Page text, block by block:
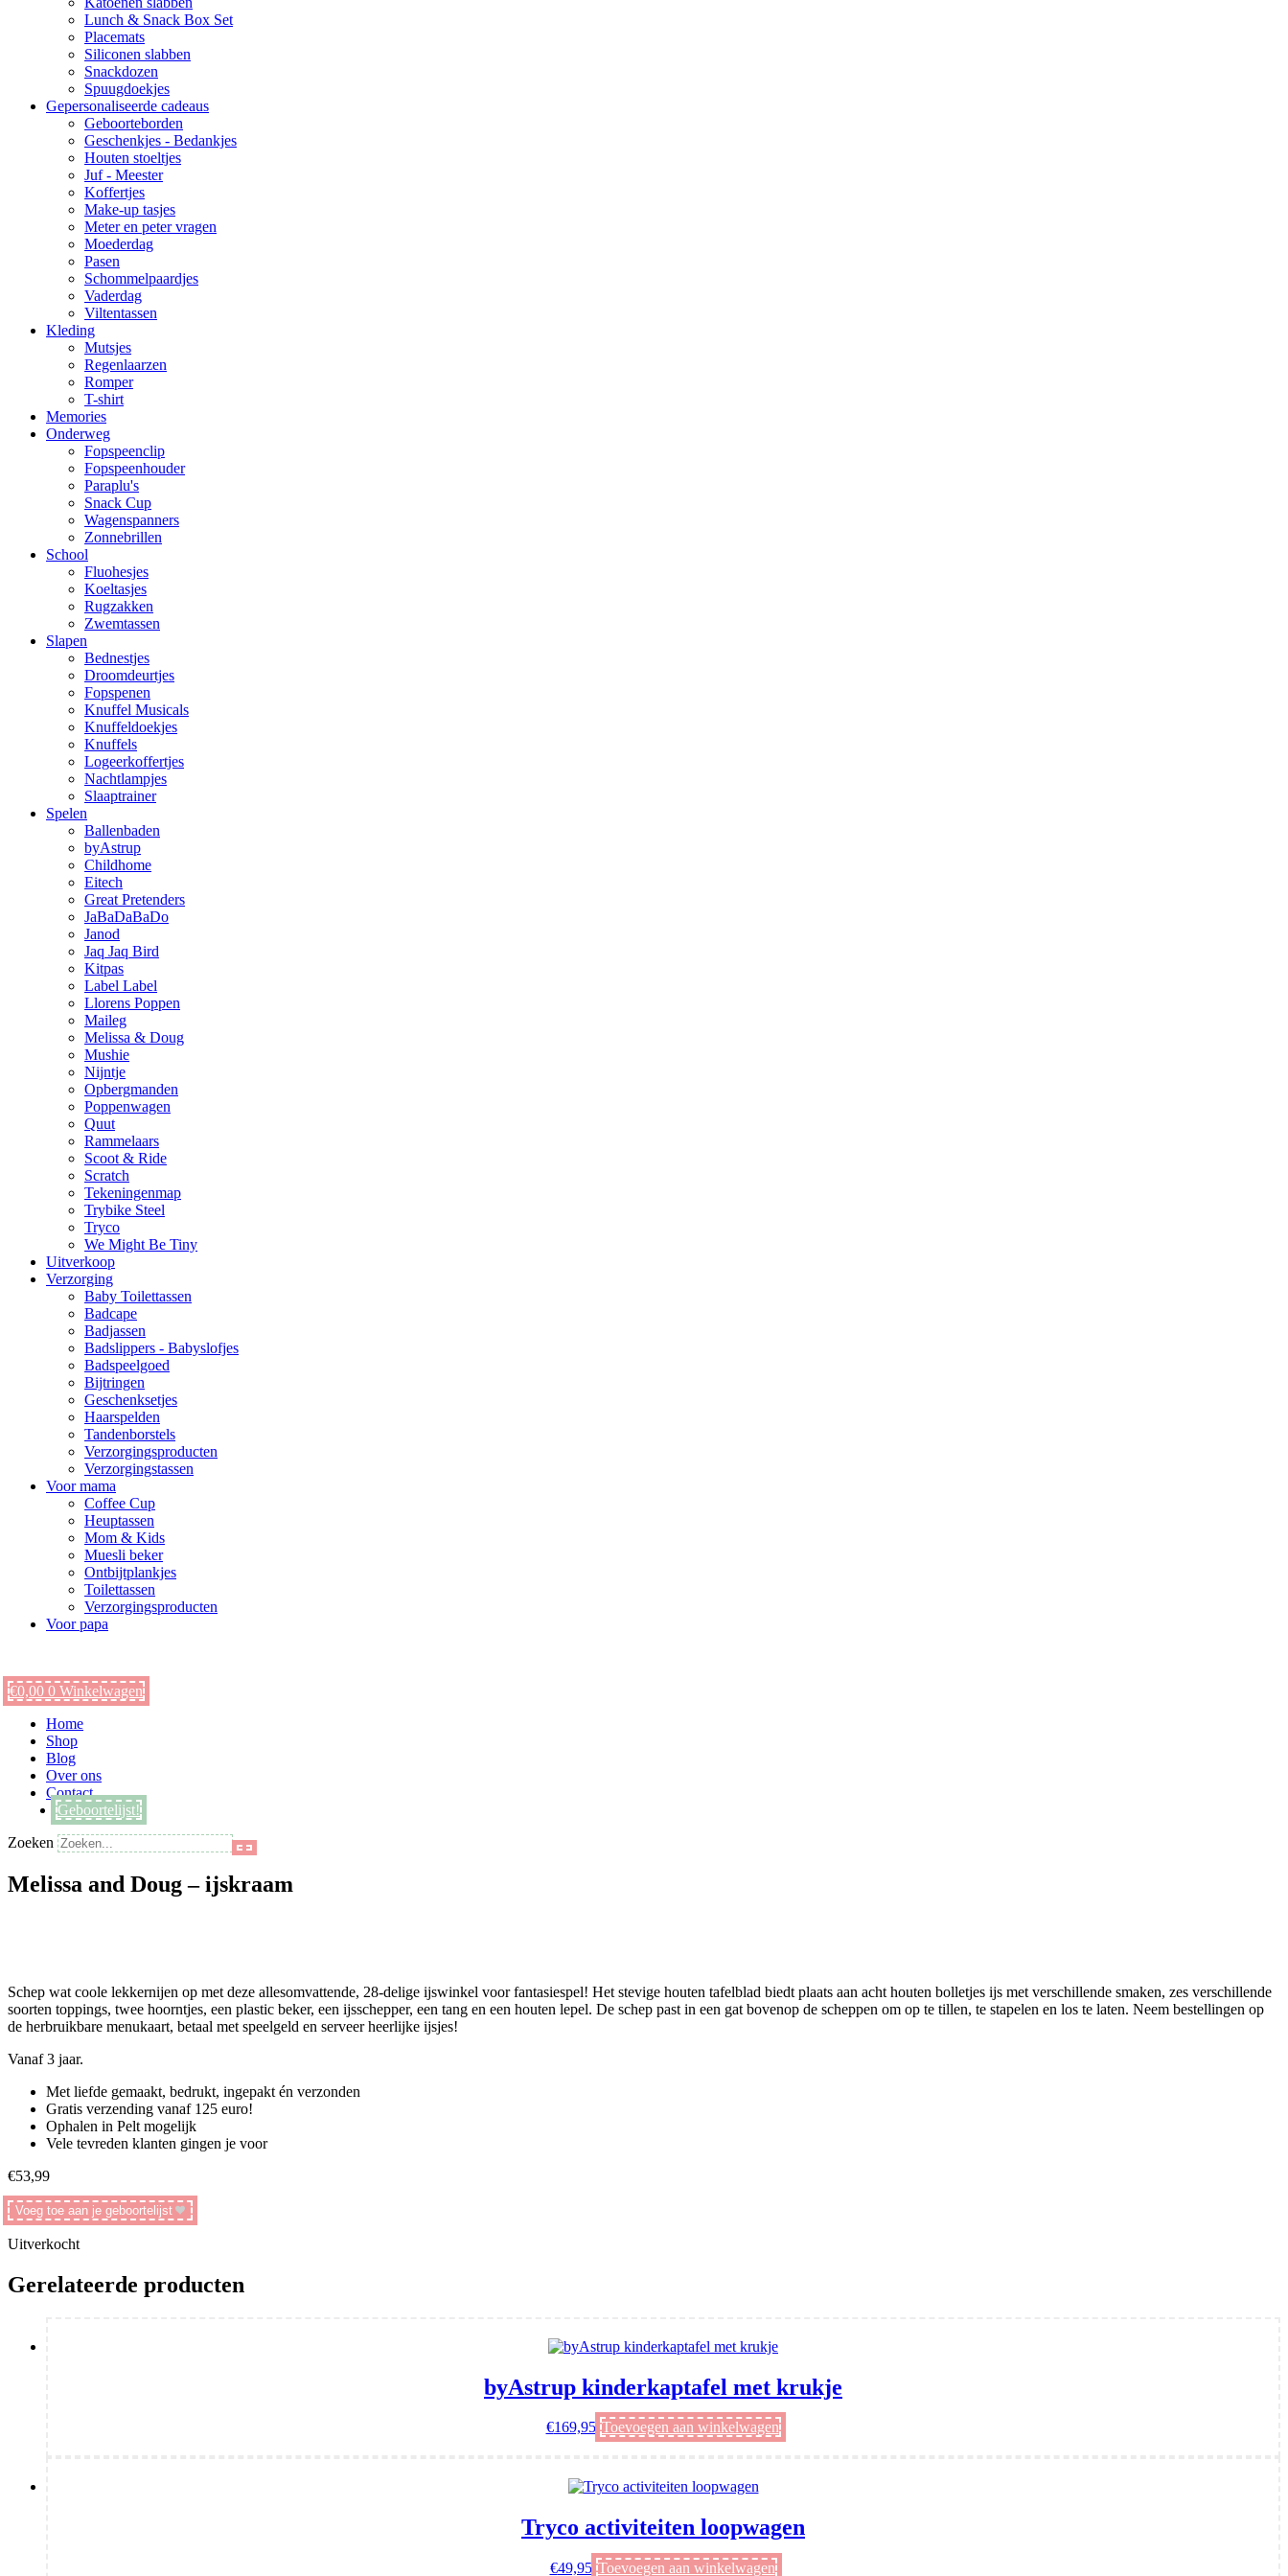
Lunch & Snack Box Set
Placemats
Siliconen slabben
Snackdozen
Spuugdoekjes
Gepersonaliseerde cadeaus
Geboorteborden
Geschenkjes - Bedankjes
Houten stoeltjes
Juf - Meester
Koffertjes
Make-up tasjes
Meter en peter vragen
Moederdag
Pasen
Schommelpaardjes
Vaderdag
Viltentassen
Kleding
Mutsjes
Regenlaarzen
Romper
T-shirt
Memories
Onderweg
Fopspeenclip
Fopspeenhouder
Paraplu's
Snack Cup
Wagenspanners
Zonnebrillen
School
Fluohesjes
Koeltasjes
Rugzakken
Zwemtassen
Slapen
Bednestjes
Droomdeurtjes
Fopspenen
Knuffel Musicals
Knuffeldoekjes
Knuffels
Logeerkoffertjes
Nachtlampjes
Slaaptrainer
Spelen
Ballenbaden
byAstrup
Childhome
Eitech
Great Pretenders
JaBaDaBaDo
Janod
Jaq Jaq Bird
Kitpas
Label Label
Llorens Poppen
Maileg
Melissa & Doug
Mushie
Nijntje
Opbergmanden
Poppenwagen
Quut
Rammelaars
Scoot & Ride
Scratch
Tekeningenmap
Trybike Steel
Tryco
We Might Be Tiny
Uitverkoop
Verzorging
Baby Toilettassen
Badcape
Badjassen
Badslippers - Babyslofjes
Badspeelgoed
Bijtringen
Geschenksetjes
Haarspelden
Tandenborstels
Verzorgingsproducten
Verzorgingstassen
Voor mama
Coffee Cup
Heuptassen
Mom & Kids
Muesli beker
Ontbijtplankjes
Toilettassen
Verzorgingsproducten
Voor papa
€0,00 0 Winkelwagen
Main
Menu
Home
Shop
Blog
Over ons
Contact
Geboortelijst!
Zoeken
Melissa and Doug – ijskraam
Schep wat coole lekkernijen op met deze allesomvattende, 28-delige ijswinkel voor fantasiespel! Het stevige houten tafelblad biedt plaats aan acht houten bolletjes ijs met verschillende smaken, zes verschillende
soorten toppings, twee hoorntjes, een plastic beker, een ijsschepper, een tang en een houten lepel. De schep past in een gat bovenop de scheppen om op te tillen, te stapelen en los te laten. Neem bestellingen op
de herbruikbare menukaart, betaal met speelgeld en serveer heerlijke ijsjes!
Vanaf 3 jaar.
Met liefde gemaakt, bedrukt, ingepakt én verzonden
Gratis verzending vanaf 125 euro!
Ophalen in Pelt mogelijk
Vele tevreden klanten gingen je voor
€53,99
Voeg toe aan je geboortelijst
Uitverkocht
Gerelateerde producten
byAstrup kinderkaptafel met krukje
€169,95 Toevoegen aan winkelwagen
Tryco activiteiten loopwagen
€49,95 Toevoegen aan winkelwagen